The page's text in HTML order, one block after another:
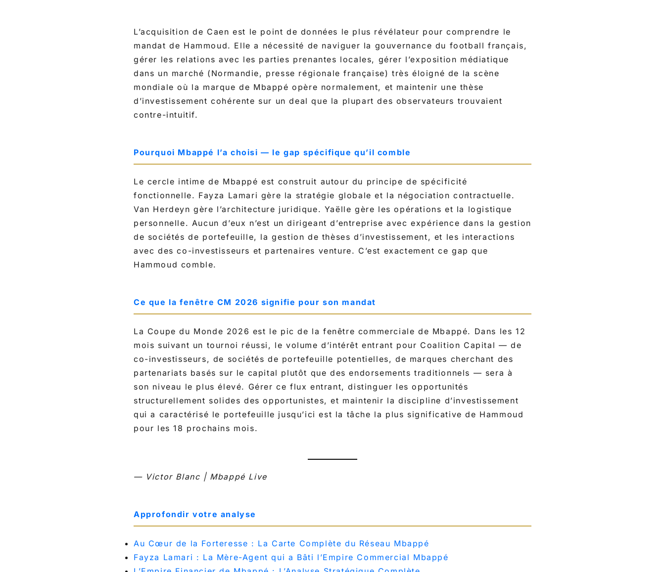
L’acquisition de Caen est le point de données le plus révélateur pour comprendre le
mandat de Hammoud. Elle a nécessité de naviguer la gouvernance du football français,
gérer les relations avec les parties prenantes locales, gérer l’exposition médiatique
dans un marché (Normandie, presse régionale française) très éloigné de la scène
mondiale où la marque de Mbappé opère normalement, et maintenir une thèse
d’investissement cohérente sur un deal que la plupart des observateurs trouvaient
contre-intuitif.
Pourquoi Mbappé l’a choisi — le gap spécifique qu’il comble
Le cercle intime de Mbappé est construit autour du principe de spécificité
fonctionnelle. Fayza Lamari gère la stratégie globale et la négociation contractuelle.
Van Herdeyn gère l’architecture juridique. Yaëlle gère les opérations et la logistique
personnelle. Aucun d’eux n’est un dirigeant d’entreprise avec expérience dans la gestion
de sociétés de portefeuille, la gestion de thèses d’investissement, et les interactions
avec des co-investisseurs et partenaires venture. C’est exactement ce gap que
Hammoud comble.
Ce que la fenêtre CM 2026 signifie pour son mandat
La Coupe du Monde 2026 est le pic de la fenêtre commerciale de Mbappé. Dans les 12
mois suivant un tournoi réussi, le volume d’intérêt entrant pour Coalition Capital — de
co-investisseurs, de sociétés de portefeuille potentielles, de marques cherchant des
partenariats basés sur le capital plutôt que des endorsements traditionnels — sera à
son niveau le plus élevé. Gérer ce flux entrant, distinguer les opportunités
structurellement solides des opportunistes, et maintenir la discipline d’investissement
qui a caractérisé le portefeuille jusqu’ici est la tâche la plus significative de Hammoud
pour les 18 prochains mois.
— Victor Blanc | Mbappé Live
Approfondir votre analyse
Au Cœur de la Forteresse : La Carte Complète du Réseau Mbappé
Fayza Lamari : La Mère-Agent qui a Bâti l’Empire Commercial Mbappé